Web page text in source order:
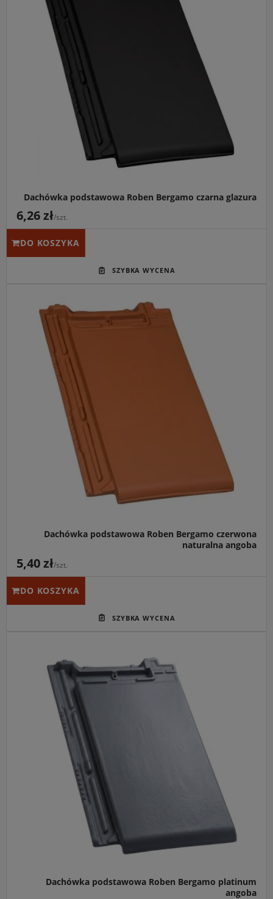
Główne przeznaczenie:
Nowoczesne, całkowicie płaskie
ceramiczne pokrycia dachowe dla budynków o
minimalistycznej architekturze.
Idealny do:
Dachów dwuspadowych oraz kopertowych o
prostej konstrukcji i kącie nachylenia połaci od 25 stopni.
Kluczowa cecha:
Lśniąca, głęboka powłoka czarnej
glazury połączona ze specjalnie zaprojektowanymi
zamkami, gwarantującymi absolutną szczelność i
odporność na porastanie mchem.
Dachówka podstawowa Roben Bergamo czarna glazura
6,26 zł/szt.
DO KOSZYKA
Główne przeznaczenie:
Nowoczesne, całkowicie płaskie
ceramiczne pokrycia dachowe, które harmonijnie łączą
współczesną formę z tradycyjną kolorystyką.
Idealny do:
Dachów dwuspadowych oraz kopertowych o
nieskomplikowanej konstrukcji, budynków
modernistycznych oraz obiektów przechodzących
renowację.
Kluczowa cecha:
Klasyczny, ciepły odcień naturalnej
czerwieni ceramiki połączony ze specjalnie
wyprofilowanymi zamkami, zapewniającymi
stuprocentową szczelność i odporność na warunki
atmosferyczne.
Dachówka podstawowa Roben Bergamo czerwona
naturalna angoba
5,40 zł/szt.
DO KOSZYKA
Główne przeznaczenie:
Nowoczesne, całkowicie płaskie
ceramiczne pokrycia dachowe dla budynków o
minimalistycznej bryle architektonicznej.
Idealny do:Dachów dwuspadowych oraz kopertowych o
niskim i średnim kącie nachylenia połaci (od 25 stopni).
Kluczowa cecha:
Ekskluzywny, metaliczno-szary odcień
platinum angoba połączony z wysoką tolerancją przesuwu
zamków, ułatwiającą idealne rozmierzenie łat.
Dachówka podstawowa Roben Bergamo platinum
angoba